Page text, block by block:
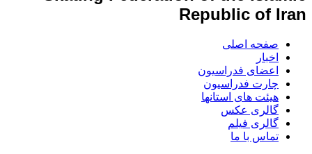
Republic of Iran
صفحه اصلی
اخبار
اعضای فدراسیون
چارت فدراسیون
هیئت های استانها
گالری عکس
گالری فیلم
تماس با ما